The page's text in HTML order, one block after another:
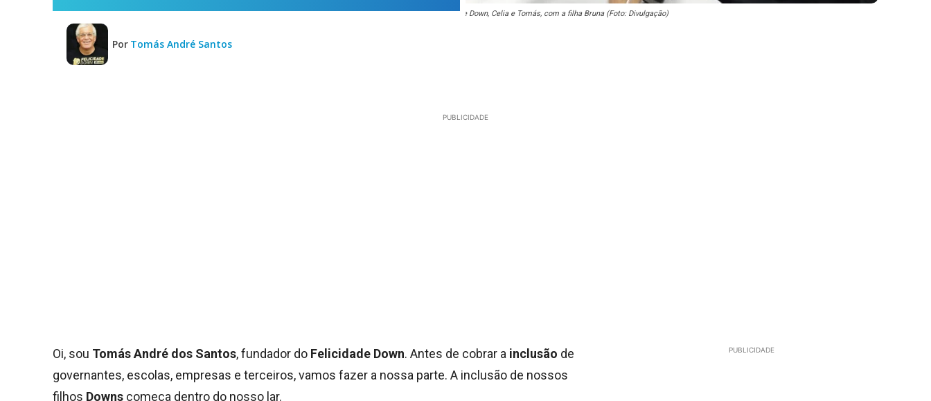
Por Tomás André Santos
Os fundadores do Felicidade Down, Celia e Tomás, com a filha Bruna (Foto: Divulgação)
PUBLICIDADE
Oi, sou Tomás André dos Santos, fundador do Felicidade Down. Antes de cobrar a inclusão de
governantes, escolas, empresas e terceiros, vamos fazer a nossa parte. A inclusão de nossos
filhos Downs começa dentro do nosso lar.
PUBLICIDADE